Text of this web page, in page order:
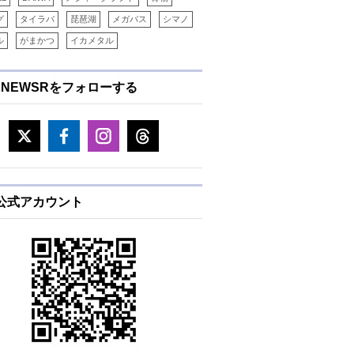
タイラバ 琵琶湖 メガバス シマノ
がまかつ イカメタル
をフォローする
式アカウント